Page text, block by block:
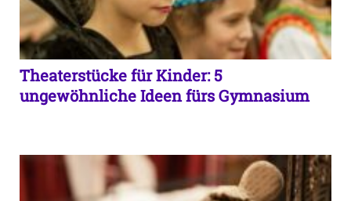
Theaterstücke für Kinder: 5
ungewöhnliche Ideen fürs Gymnasium